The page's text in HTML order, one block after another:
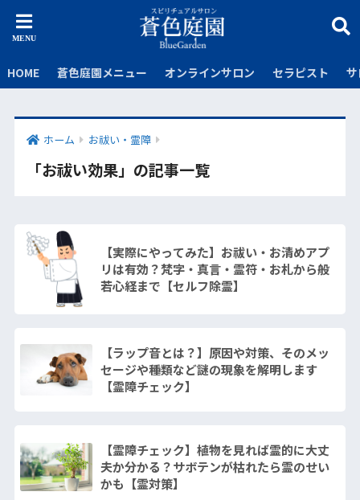
HOME 蒼色庭園メニュー オンラインサロン セラピスト
ホーム お祓い・霊障
「お祓い効果」の記事一覧
【実際にやってみた】お祓い・お清めアプ
リは有効？梵字・真言・霊符・お札から般
若心経まで【セルフ除霊】
【ラップ音とは？】原因や対策、そのメッ
セージや種類など謎の現象を解明します
【霊障チェック】
【霊障チェック】植物を見れば霊的に大丈
夫か分かる？サボテンが枯れたら霊のせい
かも【霊対策】